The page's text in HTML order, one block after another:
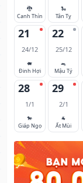
🐉
Canh Thìn
🐍
Tân Tỵ
21
24/12
🐖
Đinh Hợi
22
25/12
🐀
Mậu Tý
28
1/1
🐎
Giáp Ngọ
29
2/1
🐐
Ất Mùi